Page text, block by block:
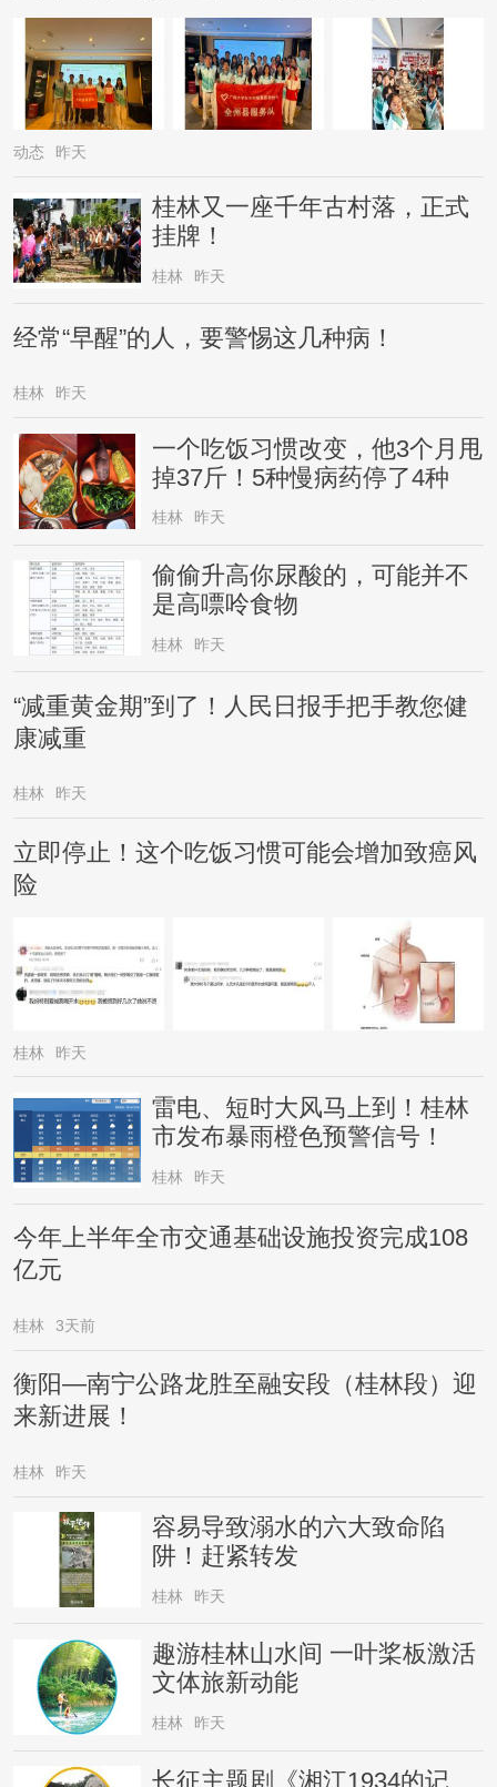
动态 昨天
桂林又一座千年古村落，正式
挂牌！
桂林 昨天
经常“早醒”的人，要警惕这几种病！
桂林 昨天
一个吃饭习惯改变，他3个月甩
掉37斤！5种慢病药停了4种
桂林 昨天
偷偷升高你尿酸的，可能并不
是高嘌呤食物
桂林 昨天
“减重黄金期”到了！人民日报手把手教您健
康减重
桂林 昨天
立即停止！这个吃饭习惯可能会增加致癌风
险
桂林 昨天
雷电、短时大风马上到！桂林
市发布暴雨橙色预警信号！
桂林 昨天
今年上半年全市交通基础设施投资完成108
亿元
桂林 3天前
衡阳—南宁公路龙胜至融安段（桂林段）迎
来新进展！
桂林 昨天
容易导致溺水的六大致命陷
阱！赶紧转发
桂林 昨天
趣游桂林山水间 一叶桨板激活
文体旅新动能
桂林 昨天
长征主题剧《湘江1934的记